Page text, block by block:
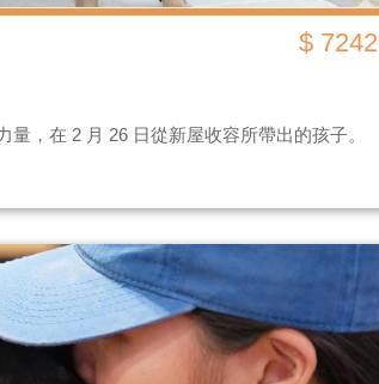
$ 7242
，在 2 月 26 日從新屋收容所帶出的孩子。